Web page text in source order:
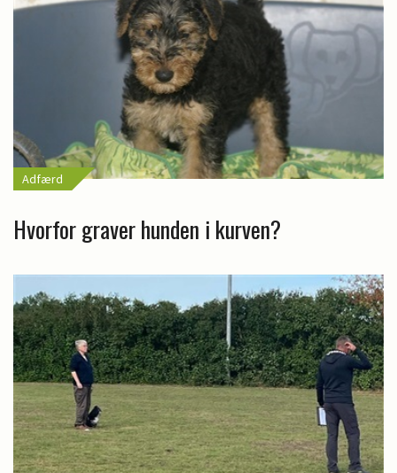
Adfærd
Hvorfor graver hunden i kurven?